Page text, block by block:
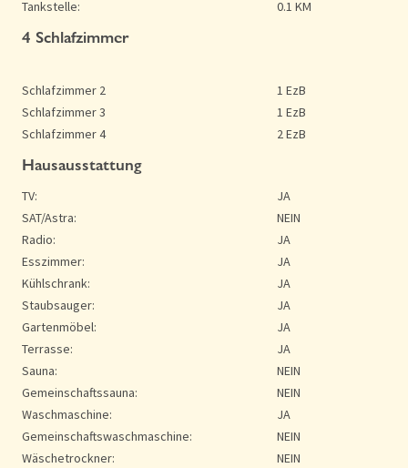
Tankstelle:
0.1 KM
4 Schlafzimmer
Schlafzimmer 2
1 EzB
Schlafzimmer 3
1 EzB
Schlafzimmer 4
2 EzB
Hausausstattung
TV:
JA
SAT/Astra:
NEIN
Radio:
JA
Esszimmer:
JA
Kühlschrank:
JA
Staubsauger:
JA
Gartenmöbel:
JA
Terrasse:
JA
Sauna:
NEIN
Gemeinschaftssauna:
NEIN
Waschmaschine:
JA
Gemeinschaftswaschmaschine:
NEIN
Wäschetrockner:
NEIN